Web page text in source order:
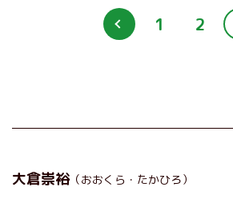
1 2
大倉崇裕（おおくら・たかひろ）